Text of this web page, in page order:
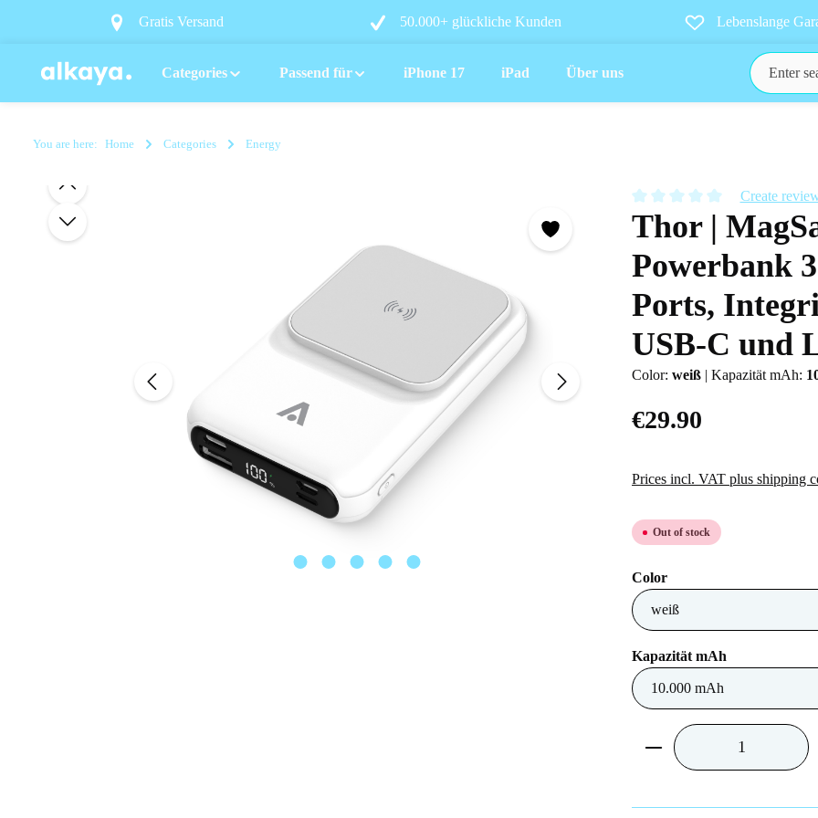
Skip to main navigation
Gratis Versand 50.000+ glückliche Kunden Lebenslange
Categories Passend für iPhone 17 iPad Über uns
You are here: Home Categories Energy
Skip image gallery
Average rating of 0 out of 5 stars
Create
Thor |
Powerbank
Ports,
USB-C und
Color: weiß | Kapazität mAh:
€29.90
Prices incl. VAT plus shipping
Out of stock
Select
Color
Select
Kapazität mAh
Product Quantity: